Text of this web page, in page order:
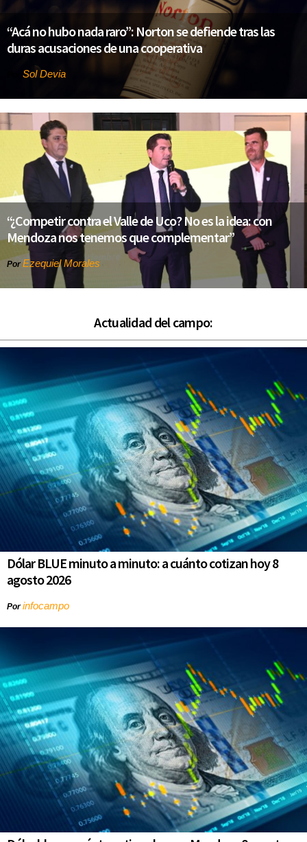
“Acá no hubo nada raro”: Norton se defiende tras las
duras acusaciones de una cooperativa
Sol Devia
“¿Competir contra el Valle de Uco? No es la idea: con
Mendoza nos tenemos que complementar”
Por Ezequiel Morales
Actualidad del campo:
Dólar BLUE minuto a minuto: a cuánto cotizan hoy 8
agosto 2026
Porinfocampo